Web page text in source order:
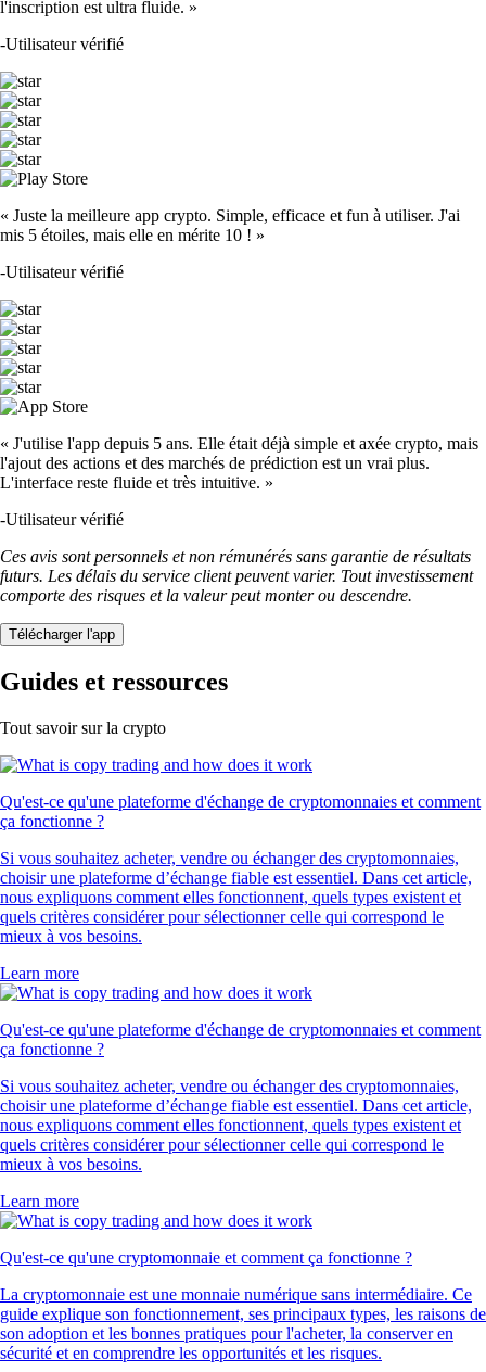
l'inscription est ultra fluide. »
-Utilisateur vérifié
« Juste la meilleure app crypto. Simple, efficace et fun à utiliser. J'ai
mis 5 étoiles, mais elle en mérite 10 ! »
-Utilisateur vérifié
« J'utilise l'app depuis 5 ans. Elle était déjà simple et axée crypto, mais
l'ajout des actions et des marchés de prédiction est un vrai plus.
L'interface reste fluide et très intuitive. »
-Utilisateur vérifié
Ces avis sont personnels et non rémunérés sans garantie de résultats
futurs. Les délais du service client peuvent varier. Tout investissement
comporte des risques et la valeur peut monter ou descendre.
Télécharger l'app
Guides et ressources
Tout savoir sur la crypto
Qu'est-ce qu'une plateforme d'échange de cryptomonnaies et comment
ça fonctionne ?
Si vous souhaitez acheter, vendre ou échanger des cryptomonnaies,
choisir une plateforme d’échange fiable est essentiel. Dans cet article,
nous expliquons comment elles fonctionnent, quels types existent et
quels critères considérer pour sélectionner celle qui correspond le
mieux à vos besoins.
Learn more
Qu'est-ce qu'une plateforme d'échange de cryptomonnaies et comment
ça fonctionne ?
Si vous souhaitez acheter, vendre ou échanger des cryptomonnaies,
choisir une plateforme d’échange fiable est essentiel. Dans cet article,
nous expliquons comment elles fonctionnent, quels types existent et
quels critères considérer pour sélectionner celle qui correspond le
mieux à vos besoins.
Learn more
Qu'est-ce qu'une cryptomonnaie et comment ça fonctionne ?
La cryptomonnaie est une monnaie numérique sans intermédiaire. Ce
guide explique son fonctionnement, ses principaux types, les raisons de
son adoption et les bonnes pratiques pour l'acheter, la conserver en
sécurité et en comprendre les opportunités et les risques.